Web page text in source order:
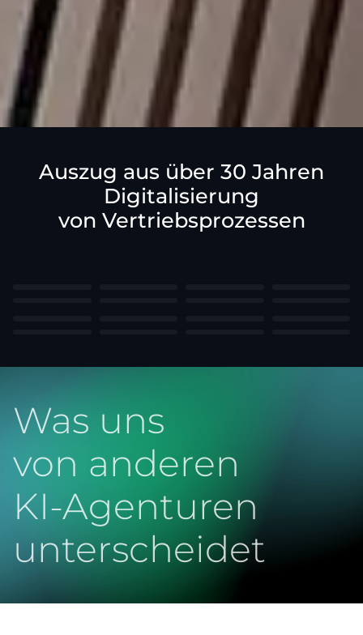
Auszug aus über 30 Jahren
Digitalisierung
von Vertriebsprozessen
Was uns
von anderen
KI-Agenturen
unterscheidet